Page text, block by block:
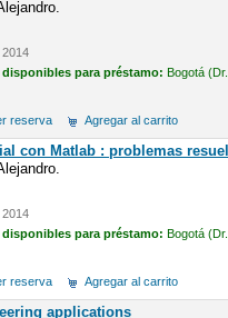
disponibles para préstamo: Bogotá
reserva Agregar al carrito
con Matlab : problemas
disponibles para préstamo: Bogotá
reserva Agregar al carrito
applications